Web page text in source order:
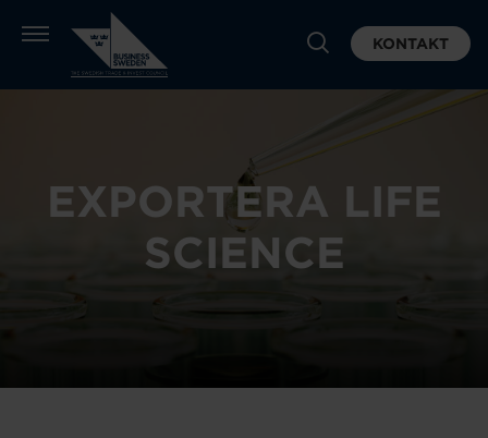
KONTAKT
EXPORTERA LIFE
SCIENCE